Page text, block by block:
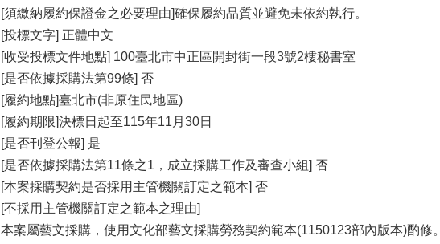
[須繳納履約保證金之必要理由]確保履約品質並避免未依約執行。
[投標文字] 正體中文
[收受投標文件地點] 100臺北市中正區開封街一段3號2樓秘書室
[是否依據採購法第99條] 否
[履約地點]臺北市(非原住民地區)
[履約期限]決標日起至115年11月30日
[是否刊登公報] 是
[是否依據採購法第11條之1，成立採購工作及審查小組] 否
[本案採購契約是否採用主管機關訂定之範本] 否
[不採用主管機關訂定之範本之理由]
本案屬藝文採購，使用文化部藝文採購勞務契約範本(1150123部內版本)酌修。